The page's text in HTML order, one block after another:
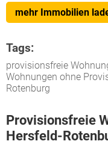
mehr Immobilien
Tags:
provisionsfreie
Wohnungen ohne
Rotenburg
Provisionsfreie
Hersfeld-